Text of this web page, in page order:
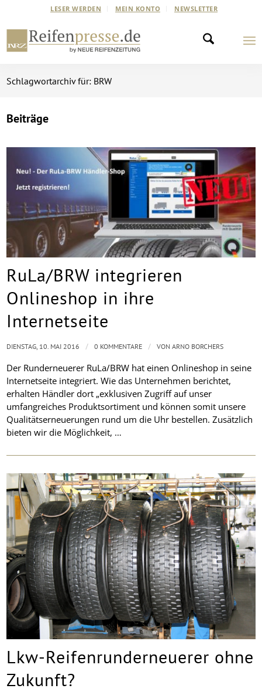
LESER WERDEN MEIN KONTO NEWSLETTER
Schlagwortarchiv für: BRW
Beiträge
RuLa/BRW integrieren
Onlineshop in ihre
Internetseite
Der Runderneuerer RuLa/BRW hat einen Onlineshop in seine
Internetseite integriert. Wie das Unternehmen berichtet,
erhalten Händler dort „exklusiven Zugriff auf unser
umfangreiches Produktsortiment und können somit unsere
Qualitätserneuerungen rund um die Uhr bestellen. Zusätzlich
bieten wir die Möglichkeit, …
DIENSTAG, 10. MAI 2016 / 0 KOMMENTARE / VONARNO BORCHERS
Lkw-Reifenrunderneuerer ohne
Zukunft?